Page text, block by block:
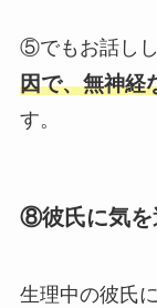
⑤でもお話しし
因で、無神経
す。
⑧彼氏に気を
生理中の彼氏